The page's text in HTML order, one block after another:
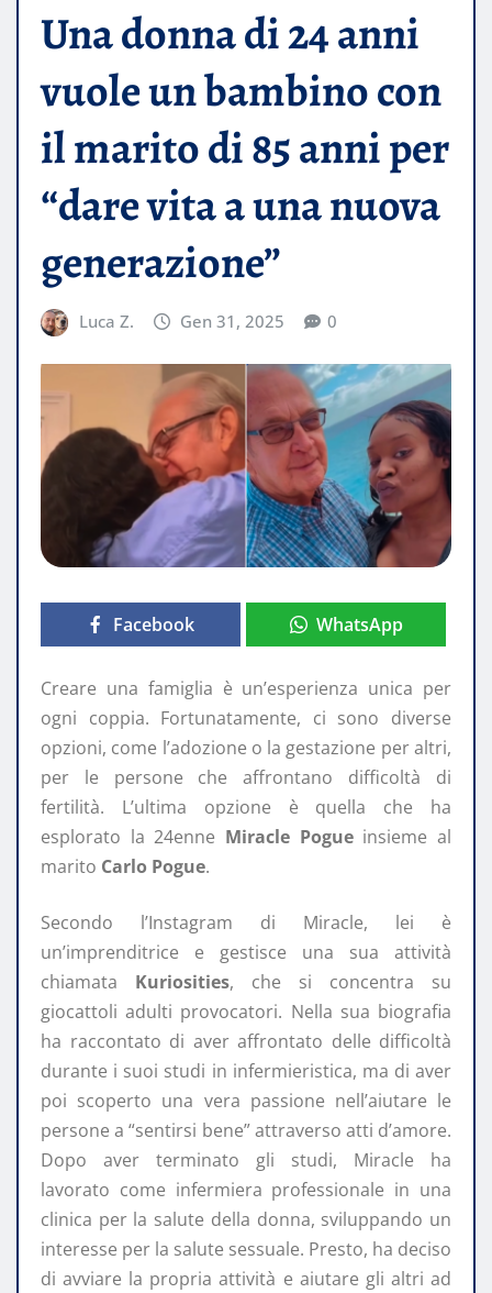
Una donna di 24 anni
vuole un bambino con
il marito di 85 anni per
“dare vita a una nuova
generazione”
Luca Z. Gen 31, 2025 0
Facebook WhatsApp
Creare una famiglia è un’esperienza unica per
ogni coppia. Fortunatamente, ci sono diverse
opzioni, come l’adozione o la gestazione per altri,
per le persone che affrontano difficoltà di
fertilità. L’ultima opzione è quella che ha
esplorato la 24enne Miracle Pogueinsieme al
marito Carlo Pogue.
Secondo l’Instagram di Miracle, lei è
un’imprenditrice e gestisce una sua attività
chiamata Kuriosities, che si concentra su
giocattoli adulti provocatori. Nella sua biografia
ha raccontato di aver affrontato delle difficoltà
durante i suoi studi in infermieristica, ma di aver
poi scoperto una vera passione nell’aiutare le
persone a “sentirsi bene” attraverso atti d’amore.
Dopo aver terminato gli studi, Miracle ha
lavorato come infermiera professionale in una
clinica per la salute della donna, sviluppando un
interesse per la salute sessuale. Presto, ha deciso
di avviare la propria attività e aiutare gli altri ad